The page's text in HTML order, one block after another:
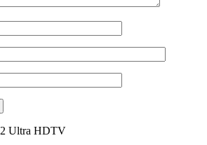
Ultra HDTV